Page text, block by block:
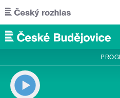
Přejít k hlavnímu obsahu